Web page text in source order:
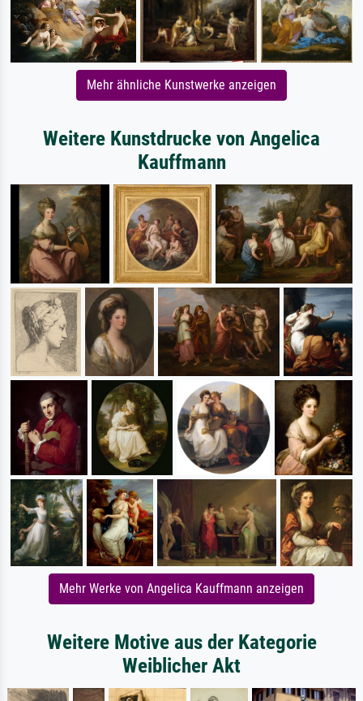
Mehr ähnliche Kunstwerke anzeigen
Weitere Kunstdrucke von Angelica
Kauffmann
Mehr Werke von Angelica Kauffmann anzeigen
Weitere Motive aus der Kategorie
Weiblicher Akt